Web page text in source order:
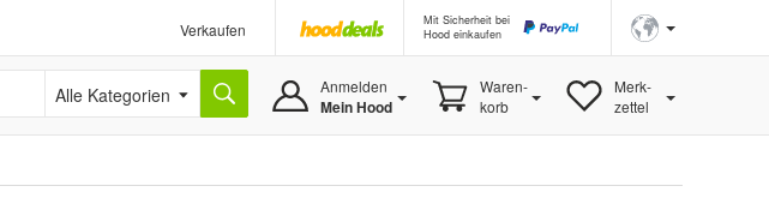
Verkaufen
Mit Sicherheit bei
Hood einkaufen
Alle Kategorien Anmelden
Mein Hood
Waren-
korb
Merk-
zettel